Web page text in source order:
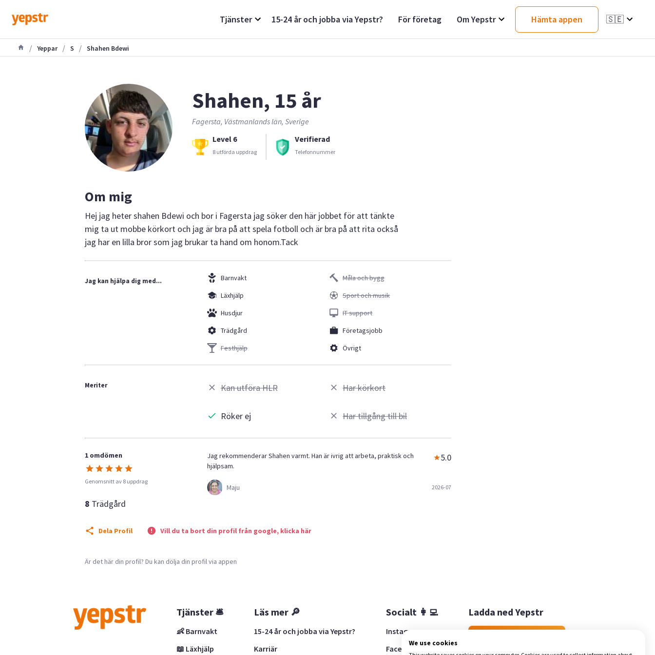
Tjänster 15-24 år och jobba via Yepstr? För företag Om Yepstr Hämta appen 🇸🇪
/ Yeppar / S / Shahen Bdewi
Shahen, 15 år
Fagersta, Västmanlands län, Sverige
Level 6
8 utförda uppdrag
Verifierad
Telefonnummer
Om mig
Hej jag heter shahen Bdewi och bor i Fagersta jag söker den här jobbet för att tänkte
mig ta ut mobbe körkort och jag är bra på att spela fotboll och är bra på att rita också
jag har en lilla bror som jag brukar ta hand om honom.Tack
Jag kan hjälpa dig med...
Barnvakt
Läxhjälp
Husdjur
Trädgård
Festhjälp
Måla och bygg
Sport och musik
IT support
Företagsjobb
Övrigt
Meriter Kan utföra HLR
Röker ej
Har körkort
Har tillgång till bil
1 omdömen
Genomsnitt av 8 uppdrag
8 Trädgård
Jag rekommenderar Shahen varmt. Han är ivrig att arbeta, praktisk och
hjälpsam.
5.0
Maju 2026-07
Dela Profil Vill du ta bort din profil från google, klicka här
Är det här din profil? Du kan dölja din profil via appen
Tjänster 🛎
👶 Barnvakt
📖 Läxhjälp
Läs mer 🔎
15-24 år och jobba via Yepstr?
Karriär
Socialt 👩‍💻
Instagram
Facebook
Ladda ned Yepstr
We use cookies